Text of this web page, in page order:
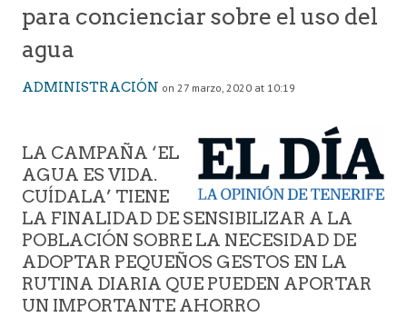
para concienciar sobre el uso del
agua
ADMINISTRACIÓN on 27 marzo, 2020 at 10:19
LA CAMPAÑA ‘EL
AGUA ES VIDA.
CUÍDALA’ TIENE
LA FINALIDAD DE SENSIBILIZAR A LA
POBLACIÓN SOBRE LA NECESIDAD DE
ADOPTAR PEQUEÑOS GESTOS EN LA
RUTINA DIARIA QUE PUEDEN APORTAR
UN IMPORTANTE AHORRO